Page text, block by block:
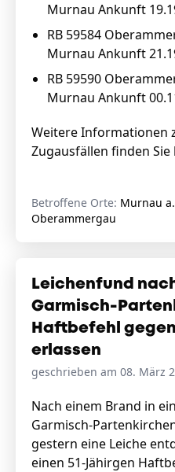
Murnau Ankunft
RB 59584
Murnau Ankunft
RB 59590
Murnau Ankunft
Weitere Informationen
Zugausfällen finden Sie
Betroffene Orte: Murnau
Oberammergau
Leichenfund
Garmisch-
Haftbefehl
erlassen
geschrieben am 08. März
Nach einem Brand in
Garmisch-
gestern eine Leiche
einen 51-Jähirgen